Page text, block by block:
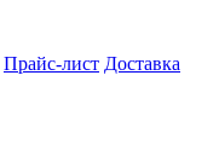
Прайс-лист Доставка